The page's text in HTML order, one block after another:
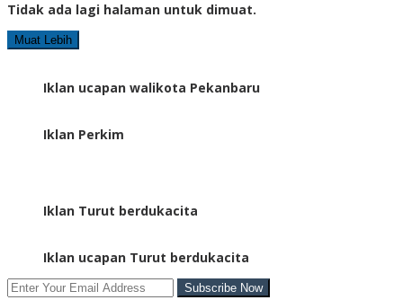
Tidak ada lagi halaman untuk dimuat.
Muat Lebih
Iklan ucapan walikota Pekanbaru
Iklan Perkim
Iklan Turut berdukacita
Iklan ucapan Turut berdukacita